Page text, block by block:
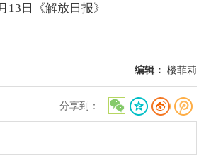
日《解放日报》
编辑： 楼菲莉
分享到：